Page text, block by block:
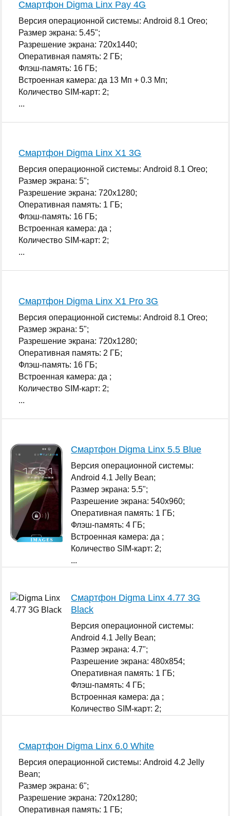
Смартфон Digma Linx Pay 4G
Версия операционной системы: Android 8.1 Oreo;
Размер экрана: 5.45";
Разрешение экрана: 720x1440;
Оперативная память: 2 ГБ;
Флэш-память: 16 ГБ;
Встроенная камера: да 13 Мп + 0.3 Мп;
Количество SIM-карт: 2;
...
Смартфон Digma Linx X1 3G
Версия операционной системы: Android 8.1 Oreo;
Размер экрана: 5";
Разрешение экрана: 720x1280;
Оперативная память: 1 ГБ;
Флэш-память: 16 ГБ;
Встроенная камера: да ;
Количество SIM-карт: 2;
...
Смартфон Digma Linx X1 Pro 3G
Версия операционной системы: Android 8.1 Oreo;
Размер экрана: 5";
Разрешение экрана: 720x1280;
Оперативная память: 2 ГБ;
Флэш-память: 16 ГБ;
Встроенная камера: да ;
Количество SIM-карт: 2;
...
Смартфон Digma Linx 5.5 Blue
Версия операционной системы:
Android 4.1 Jelly Bean;
Размер экрана: 5.5";
Разрешение экрана: 540x960;
Оперативная память: 1 ГБ;
Флэш-память: 4 ГБ;
Встроенная камера: да ;
Количество SIM-карт: 2;
...
Смартфон Digma Linx 4.77 3G
Black
Версия операционной системы:
Android 4.1 Jelly Bean;
Размер экрана: 4.7";
Разрешение экрана: 480x854;
Оперативная память: 1 ГБ;
Флэш-память: 4 ГБ;
Встроенная камера: да ;
Количество SIM-карт: 2;
Смартфон Digma Linx 6.0 White
Версия операционной системы: Android 4.2 Jelly
Bean;
Размер экрана: 6";
Разрешение экрана: 720x1280;
Оперативная память: 1 ГБ;